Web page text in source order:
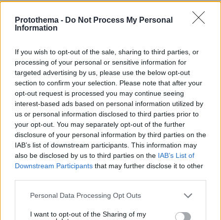
Protothema - Do Not Process My Personal
Information
If you wish to opt-out of the sale, sharing to third parties, or
processing of your personal or sensitive information for
targeted advertising by us, please use the below opt-out
section to confirm your selection. Please note that after your
opt-out request is processed you may continue seeing
interest-based ads based on personal information utilized by
us or personal information disclosed to third parties prior to
your opt-out. You may separately opt-out of the further
disclosure of your personal information by third parties on the
IAB’s list of downstream participants. This information may
also be disclosed by us to third parties on the IAB’s List of
Downstream Participants that may further disclose it to other
Please note that this website/app uses one or more Google
not limited to your visit or usage behaviour. You may click to
Personal Data Processing Opt Outs
I want to opt-out of the Sharing of my
ΤΑ ΠΙΟ ΔΗΜΟΦΙΛΗ